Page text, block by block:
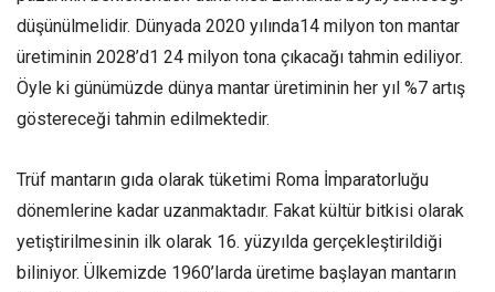
düşünülmelidir. Dünyada 2020 yılında14 milyon ton mantar
üretiminin 2028’d1 24 milyon tona çıkacağı tahmin ediliyor.
Öyle ki günümüzde dünya mantar üretiminin her yıl %7 artış
göstereceği tahmin edilmektedir.
Trüf mantarın gıda olarak tüketimi Roma İmparatorluğu
dönemlerine kadar uzanmaktadır. Fakat kültür bitkisi olarak
yetiştirilmesinin ilk olarak 16. yüzyılda gerçekleştirildiği
biliniyor. Ülkemizde 1960’larda üretime başlayan mantarın